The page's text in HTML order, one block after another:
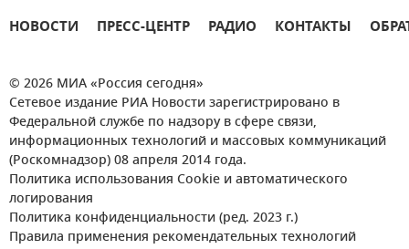
НОВОСТИ ПРЕСС-ЦЕНТР РАДИО КОНТАКТЫ
© 2026 МИА «Россия сегодня»
Сетевое издание РИА Новости зарегистрировано в
Федеральной службе по надзору в сфере связи,
информационных технологий и массовых коммуникаций
(Роскомнадзор) 08 апреля 2014 года.
Политика использования Cookie и автоматического
логирования
Политика конфиденциальности (ред. 2023 г.)
Правила применения рекомендательных технологий